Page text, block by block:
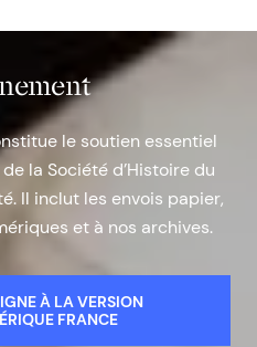
le soutien essentiel
la Société d’Histoire du
Il inclut les envois papier,
et à nos archives.
À LA VERSION
FRANCE